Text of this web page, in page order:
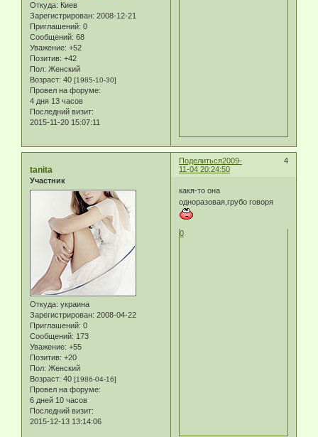
Откуда: Киев
Зарегистрирован: 2008-12-21
Приглашений: 0
Сообщений: 68
Уважение: +52
Позитив: +42
Пол: Женский
Возраст: 40 [1985-10-30]
Провел на форуме:
4 дня 13 часов
Последний визит:
2015-11-20 15:07:11
Поделиться 4
2009-
11-04 20:24:50
tanita
Участник
Откуда: украина
Зарегистрирован: 2008-04-22
Приглашений: 0
Сообщений: 173
Уважение: +55
Позитив: +20
Пол: Женский
Возраст: 40 [1986-04-16]
Провел на форуме:
6 дней 10 часов
Последний визит:
2015-12-13 13:14:06
какя-то она
одноразовая,грубо говоря
0